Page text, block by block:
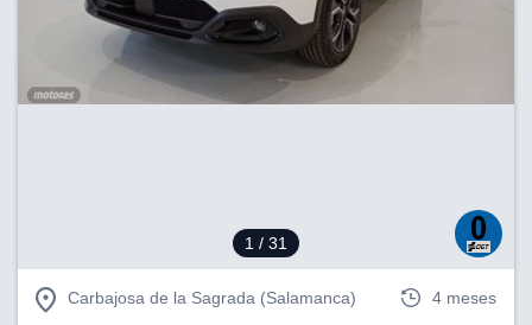
1 / 31
Carbajosa de la Sagrada (Salamanca) 4 meses